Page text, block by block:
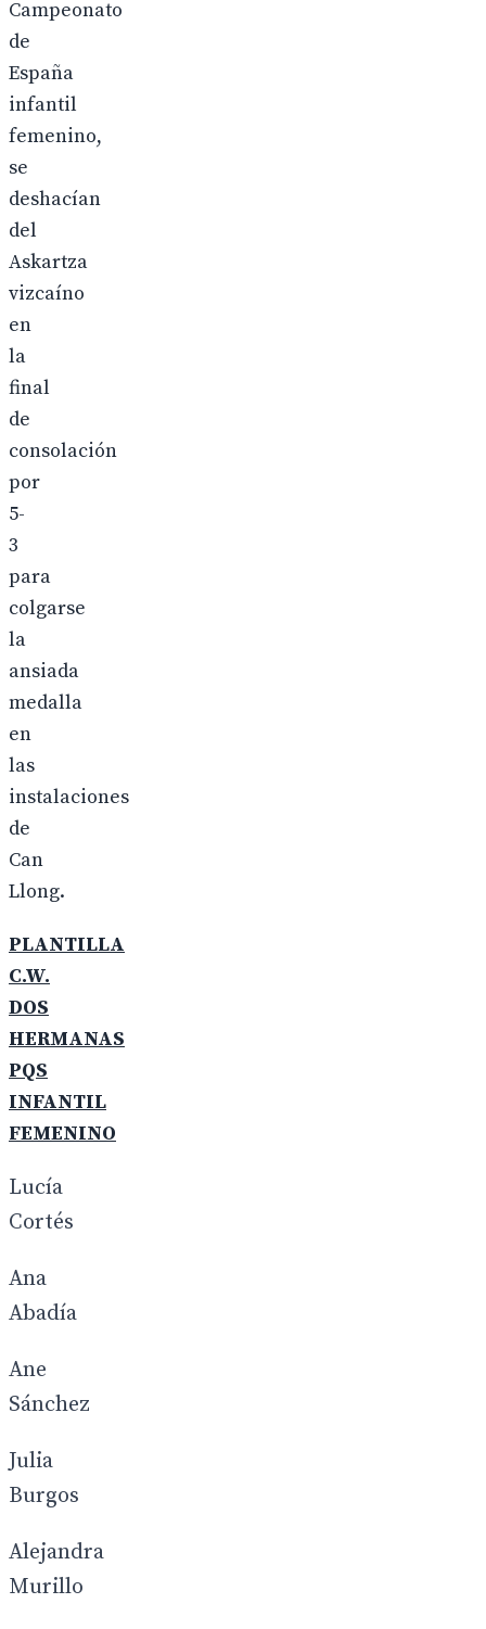
Campeonato
de
España
infantil
femenino,
se
deshacían
del
Askartza
vizcaíno
en
la
final
de
consolación
por
5-
3
para
colgarse
la
ansiada
medalla
en
las
instalaciones
de
Can
Llong.
PLANTILLA
C.W.
DOS
HERMANAS
PQS
INFANTIL
FEMENINO
Lucía
Cortés
Ana
Abadía
Ane
Sánchez
Julia
Burgos
Alejandra
Murillo